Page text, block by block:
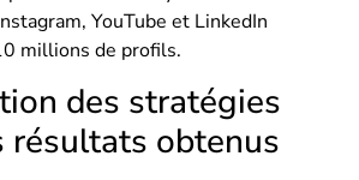
YouTube et LinkedIn
millions de profils.
des stratégies
résultats obtenus